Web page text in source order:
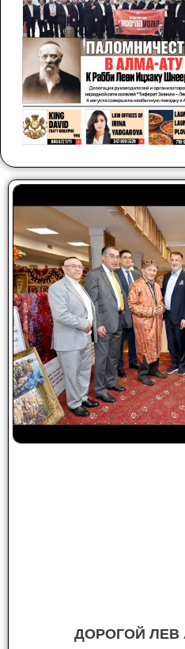
ДОРОГОЙ ЛЕВ